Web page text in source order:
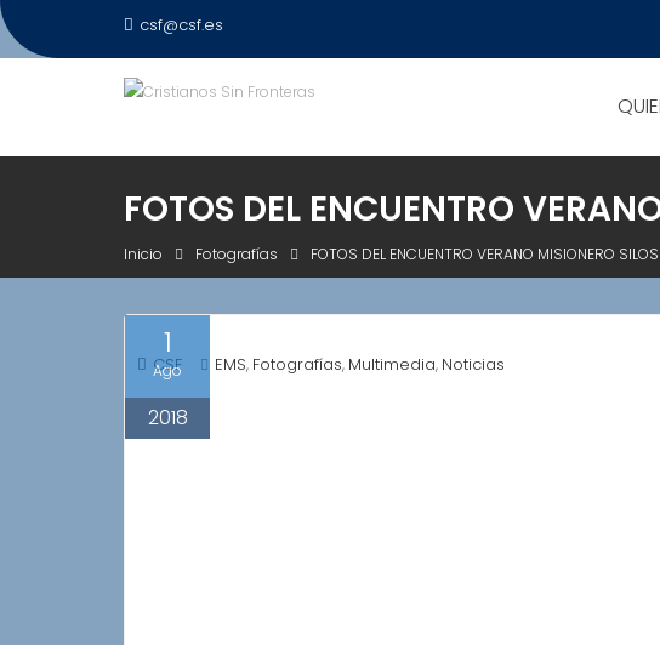
Saltar
al
csf@csf.es
FOTOS DEL ENCUENTRO
Inicio Fotografías FOTOS DEL ENCUENTRO VERANO MISIONERO
1
Ago
2018
CSF EMS, Fotografías, Multimedia, Noticias